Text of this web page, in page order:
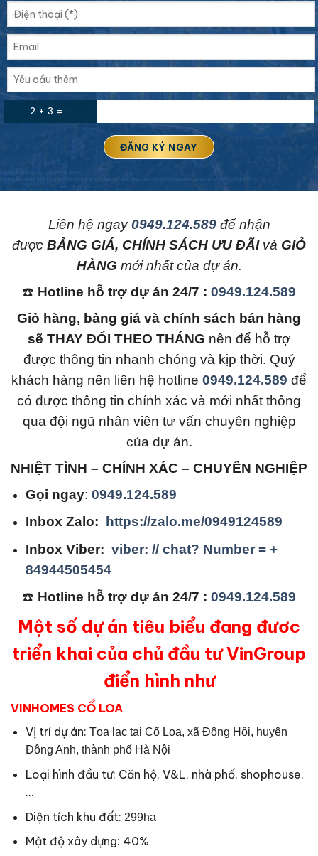
2 + 3 =
Liên hệ ngay 0949.124.589để nhận
được BẢNG GIÁ, CHÍNH SÁCH ƯU ĐÃIvà GIỎ
HÀNG mới nhất của dự án.
☎️ Hotline hỗ trợ dự án 24/7 : 0949.124.589
Giỏ hàng, bảng giá và chính sách bán hàng
sẽ THAY ĐỔI THEO THÁNG nên để hỗ trợ
được thông tin nhanh chóng và kịp thời. Quý
khách hàng nên liên hệ hotline 0949.124.589 để
có được thông tin chính xác và mới nhất thông
qua đội ngũ nhân viên tư vấn chuyên nghiệp
của dự án.
NHIỆT TÌNH – CHÍNH XÁC – CHUYÊN NGHIỆP
Gọi ngay: 0949.124.589
Inbox Zalo:
https://zalo.me/0949124589
Inbox Viber: viber: // chat? Number = +
84944505454
☎️ Hotline hỗ trợ dự án 24/7 : 0949.124.589
Một số dự án tiêu biểu đang đươc
triển khai của chủ đầu tư VinGroup
điển hình như
VINHOMES CỔ LOA
Vị trí dự án: Tọa lạc tại Cổ Loa, xã Đông Hội, huyện
Đông Anh, thành phố Hà Nội
Loại hình đầu tư: Căn hộ, V&L, nhà phố, shophouse,
…
Diện tích khu đất: 299ha
Mật độ xây dựng: 40%